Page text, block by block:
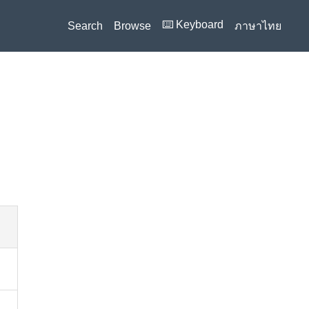
Search Browse ⌨️ Keyboard ภาษาไทย